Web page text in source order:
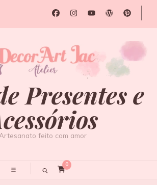
Presentes e
Artesanato feito com amor
0